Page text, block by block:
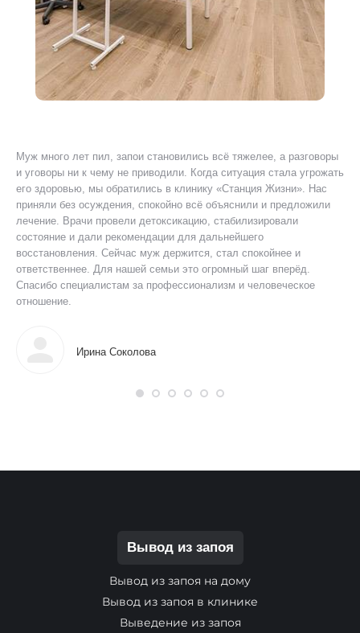
Муж много лет пил, запои становились всё тяжелее, а разговоры
и уговоры ни к чему не приводили. Когда ситуация стала угрожать
его здоровью, мы обратились в клинику «Станция Жизни». Нас
приняли без осуждения, спокойно всё объяснили и предложили
лечение. Врачи провели детоксикацию, стабилизировали
состояние и дали рекомендации для дальнейшего
восстановления. Сейчас муж держится, стал спокойнее и
ответственнее. Для нашей семьи это огромный шаг вперёд.
Спасибо специалистам за профессионализм и человеческое
отношение.
Ирина Соколова
Вывод из запоя
Вывод из запоя на дому
Вывод из запоя в клинике
Выведение из запоя